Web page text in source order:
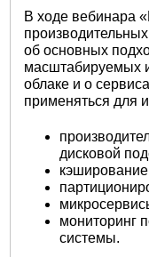
В ходе вебинара
об основных
масштабируемых
облаке и о
применяться для
дисковой
мониторинг
системы.